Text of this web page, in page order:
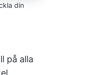
din
på alla